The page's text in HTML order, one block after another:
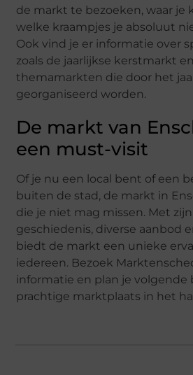
de markt te bezoeken, waar je
welke kraampjes je absoluut
Ook vind je er informatie over
zoals de jaarlijkse kerstmarkt
themamarkten die door het
georganiseerd worden.
De markt van
een must-visit
Of je nu een local bent of een
buiten de stad, de markt in
die je niet mag missen. Met
geschiedenis, diverse aanbod
biedt de markt een unieke
iedereen. Bezoek
informatie en plan je volgende
prachtige marktplaats in het